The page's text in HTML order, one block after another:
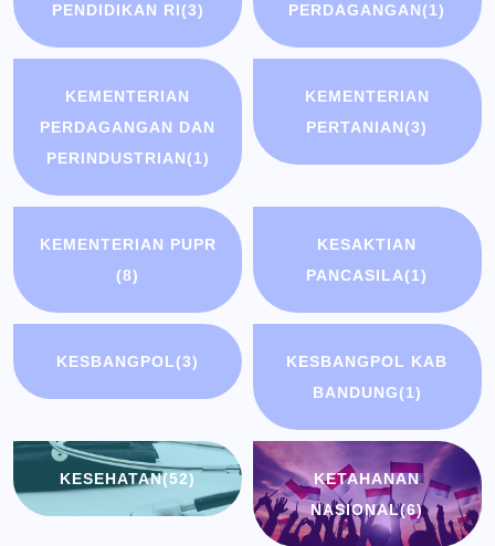
PENDIDIKAN RI(3)
PERDAGANGAN(1)
KEMENTERIAN
PERDAGANGAN DAN
PERINDUSTRIAN(1)
KEMENTERIAN
PERTANIAN(3)
KEMENTERIAN PUPR
(8)
KESAKTIAN
PANCASILA(1)
KESBANGPOL(3)
KESBANGPOL KAB
BANDUNG(1)
KESEHATAN(52)
KETAHANAN
NASIONAL(6)